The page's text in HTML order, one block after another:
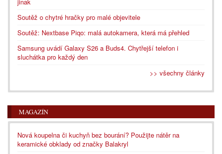
Soutěž o chytré hračky pro malé objevitele
Soutěž: Nextbase Piqo: malá autokamera, která má přehled
Samsung uvádí Galaxy S26 a Buds4. Chytřejší telefon i
sluchátka pro každý den
>> všechny články
MAGAZÍN
Nová koupelna či kuchyň bez bourání? Použijte nátěr na
keramické obklady od značky Balakryl